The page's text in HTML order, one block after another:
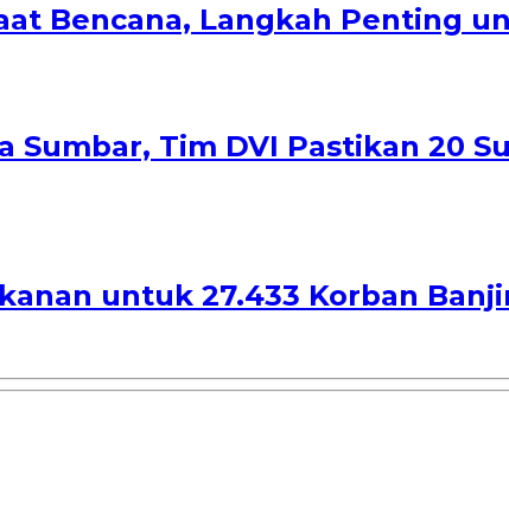
Bencana, Langkah Penting
Sumbar, Tim DVI Pastikan 20
untuk 27.433 Korban